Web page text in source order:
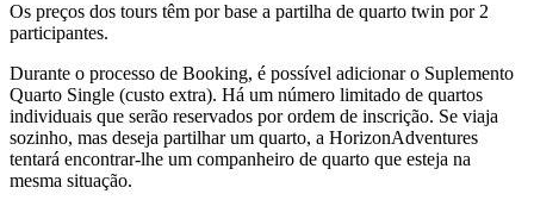
Os preços dos tours têm por base a partilha de quarto twin por 2
participantes.
Durante o processo de Booking, é possível adicionar o Suplemento
Quarto Single (custo extra). Há um número limitado de quartos
individuais que serão reservados por ordem de inscrição. Se viaja
sozinho, mas deseja partilhar um quarto, a HorizonAdventures
tentará encontrar-lhe um companheiro de quarto que esteja na
mesma situação.